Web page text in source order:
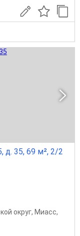
д. 35, 69 м², 2/2
округ, Миасс,